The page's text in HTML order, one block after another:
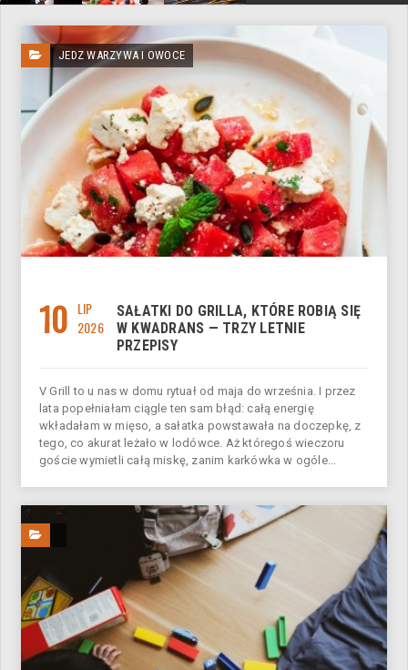
JEDZ WARZYWA I OWOCE
10 LIP
2026
SAŁATKI DO GRILLA, KTÓRE ROBIĄ SIĘ
W KWADRANS — TRZY LETNIE
PRZEPISY
V Grill to u nas w domu rytuał od maja do września. I przez
lata popełniałam ciągle ten sam błąd: całą energię
wkładałam w mięso, a sałatka powstawała na doczepkę, z
tego, co akurat leżało w lodówce. Aż któregoś wieczoru
goście wymietli całą miskę, zanim karkówka w ogóle...